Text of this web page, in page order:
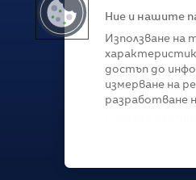
Ние и нашите
Използване на
достъп до
измерване на
разработване